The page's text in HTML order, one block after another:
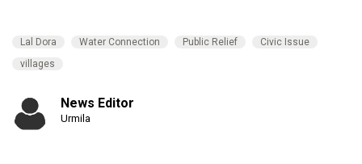
Lal Dora Water Connection Public Relief
Civic Issue
villages
News Editor
Urmila